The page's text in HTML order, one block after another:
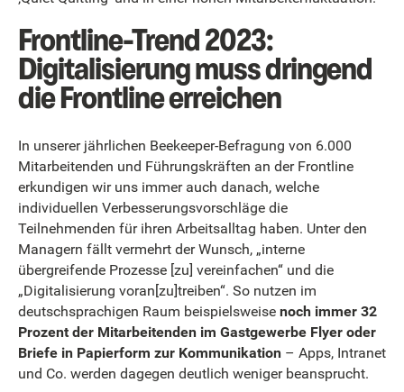
Frontline-Trend 2023:
Digitalisierung muss dringend
die Frontline erreichen
In unserer jährlichen Beekeeper-Befragung von 6.000
Mitarbeitenden und Führungskräften an der Frontline
erkundigen wir uns immer auch danach, welche
individuellen Verbesserungsvorschläge die
Teilnehmenden für ihren Arbeitsalltag haben. Unter den
Managern fällt vermehrt der Wunsch, „interne
übergreifende Prozesse [zu] vereinfachen“ und die
„Digitalisierung voran[zu]treiben“. So nutzen im
deutschsprachigen Raum beispielsweise noch immer 32
Prozent der Mitarbeitenden im Gastgewerbe Flyer oder
Briefe in Papierform zur Kommunikation – Apps, Intranet
und Co. werden dagegen deutlich weniger beansprucht.